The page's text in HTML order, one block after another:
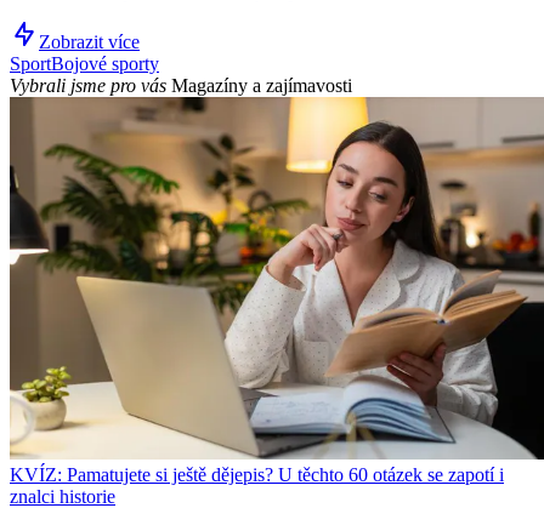
Zobrazit více
SportBojové sporty
Vybrali jsme pro vás Magazíny a zajímavosti
KVÍZ: Pamatujete si ještě dějepis? U těchto 60 otázek se zapotí i
znalci historie